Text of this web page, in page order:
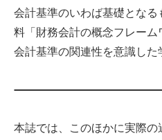
会計基準のいわば基礎とな
料「財務会計の概念フレー
会計基準の関連性を意識した
本誌では、このほかに実際